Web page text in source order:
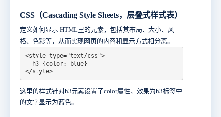
CSS（Cascading Style Sheets，层叠式样式表）
定义如何显示 HTML里的元素，包括其布局、大小、风
格、色彩等，从而实现网页的内容和显示方式相分离。
<style type="text/css">
</style>
这里的样式针对h3元素设置了color属性，效果为h3标签中
的文字显示为蓝色。